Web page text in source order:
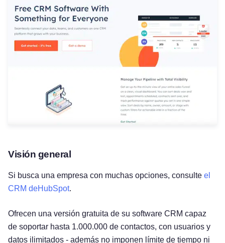
Pruébelo gratis
Visión general
Si busca una empresa con muchas opciones, consulte el
CRM deHubSpot.
Ofrecen una versión gratuita de su software CRM capaz
de soportar hasta 1.000.000 de contactos, con usuarios y
datos ilimitados - además no imponen límite de tiempo ni